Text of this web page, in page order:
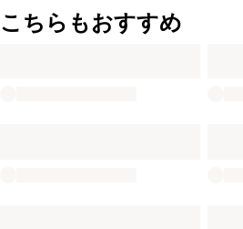
こちらもおすすめ